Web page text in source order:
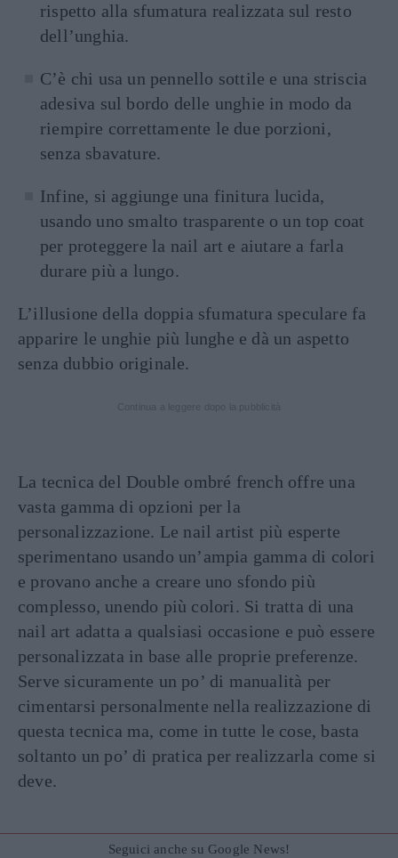
rispetto alla sfumatura realizzata sul resto
dell’unghia.
C’è chi usa un pennello sottile e una striscia
adesiva sul bordo delle unghie in modo da
riempire correttamente le due porzioni,
senza sbavature.
Infine, si aggiunge una finitura lucida,
usando uno smalto trasparente o un top coat
per proteggere la nail art e aiutare a farla
durare più a lungo.
L’illusione della doppia sfumatura speculare fa
apparire le unghie più lunghe e dà un aspetto
senza dubbio originale.
La tecnica del Double ombré french offre una
vasta gamma di opzioni per la
personalizzazione. Le nail artist più esperte
sperimentano usando un’ampia gamma di colori
e provano anche a creare uno sfondo più
complesso, unendo più colori. Si tratta di una
nail art adatta a qualsiasi occasione e può essere
personalizzata in base alle proprie preferenze.
Serve sicuramente un po’ di manualità per
cimentarsi personalmente nella realizzazione di
questa tecnica ma, come in tutte le cose, basta
soltanto un po’ di pratica per realizzarla come si
deve.
Seguici anche su Google News!